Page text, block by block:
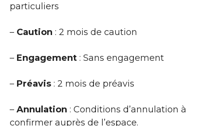
particuliers
– Caution : 2 mois de caution
– Engagement : Sans engagement
– Préavis : 2 mois de préavis
– Annulation : Conditions d’annulation à
confirmer auprès de l’espace.